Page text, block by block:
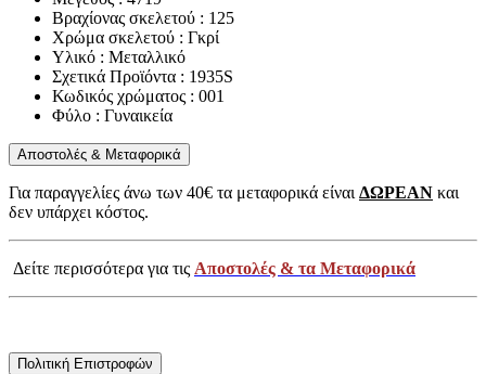
Βραχίονας σκελετού : 125
Χρώμα σκελετού : Γκρί
Υλικό : Μεταλλικό
Σχετικά Προϊόντα : 1935S
Κωδικός χρώματος : 001
Φύλο : Γυναικεία
Αποστολές & Μεταφορικά
Για παραγγελίες άνω των 40€ τα μεταφορικά είναιΔΩΡΕΑΝ και
δεν υπάρχει κόστος.
Δείτε περισσότερα για τις Αποστολές & τα Μεταφορικά
Πολιτική Επιστροφών